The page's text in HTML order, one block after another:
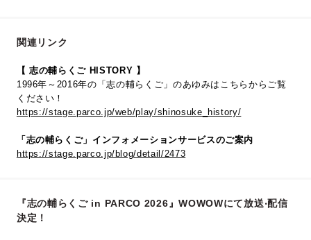
関連リンク
【 志の輔らくご HISTORY 】
1996年～2016年の「志の輔らくご」のあゆみはこちらからご覧
ください！
https://stage.parco.jp/web/play/shinosuke_history/
「志の輔らくご」インフォメーションサービスのご案内
https://stage.parco.jp/blog/detail/2473
『志の輔らくご in PARCO 2026』WOWOWにて放送‧配信
決定！